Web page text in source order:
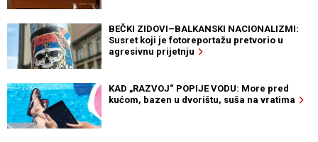
BEČKI ZIDOVI–BALKANSKI NACIONALIZMI:
Susret koji je fotoreportažu pretvorio u
agresivnu prijetnju
KAD „RAZVOJ“ POPIJE VODU: More pred
kućom, bazen u dvorištu, suša na vratima